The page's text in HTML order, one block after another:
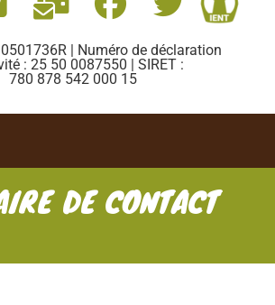
0501736R | Numéro de déclaration
: 25 50 0087550 | SIRET :
780 878 542 000 15
DE CONTACT